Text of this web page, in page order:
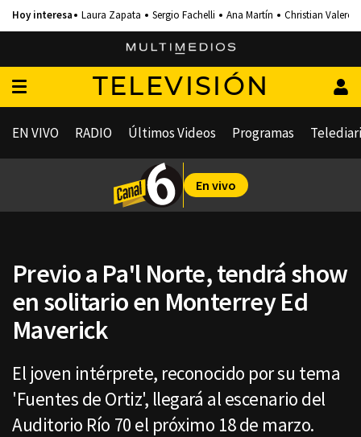
Laura Zapata Sergio Fachelli Ana Martín Christian Valero
TELEVISIÓN
EN VIVO RADIO Últimos Videos Programas
En vivo
Previo a Pa'l Norte, tendrá show
en solitario en Monterrey Ed
Maverick
El joven intérprete, reconocido por su tema
'Fuentes de Ortiz', llegará al escenario del
Auditorio Río 70 el próximo 18 de marzo.